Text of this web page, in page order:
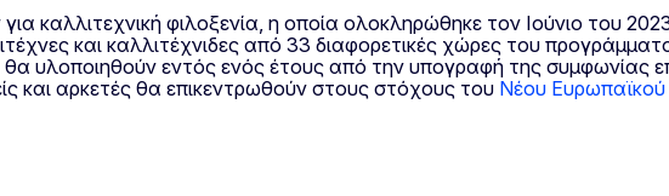
καλλιτεχνική φιλοξενία, η οποία ολοκληρώθηκε τον Ιούνιο του
και καλλιτέχνιδες από 33 διαφορετικές χώρες του
υλοποιηθούν εντός ενός έτους από την υπογραφή της συμφωνίας
και αρκετές θα επικεντρωθούν στους στόχους του Νέου